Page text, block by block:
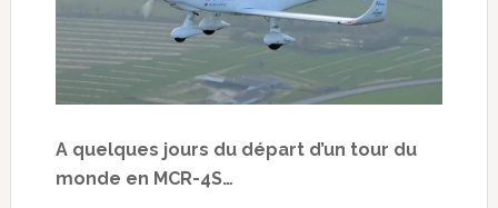
A quelques jours du départ d’un tour du
monde en MCR-4S…